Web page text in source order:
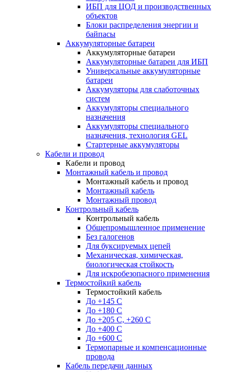
ИБП для ЦОД и производственных
объектов
Блоки распределения энергии и
байпасы
Аккумуляторные батареи
Аккумуляторные батареи
Аккумуляторные батареи для ИБП
Универсальные аккумуляторные
батареи
Аккумуляторы для слаботочных
систем
Аккумуляторы специального
назначения
Аккумуляторы специального
назначения, технология GEL
Стартерные аккумуляторы
Кабели и провод
Кабели и провод
Монтажный кабель и провод
Монтажный кабель и провод
Монтажный кабель
Монтажный провод
Контрольный кабель
Контрольный кабель
Общепромышленное применение
Без галогенов
Для буксируемых цепей
Механическая, химическая,
биологическая стойкость
Для искробезопасного применения
Термостойкий кабель
Термостойкий кабель
До +145 С
До +180 C
До +205 С, +260 С
До +400 C
До +600 С
Термопарные и компенсационные
провода
Кабель передачи данных